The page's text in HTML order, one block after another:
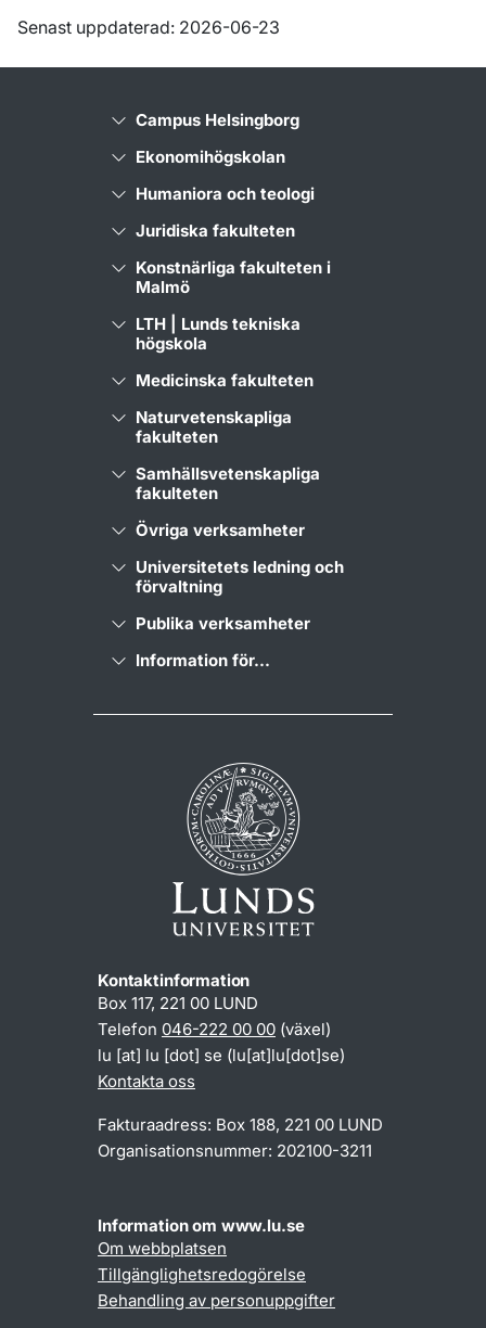
Senast uppdaterad: 2026-06-23
Campus Helsingborg
Ekonomihögskolan
Humaniora och teologi
Juridiska fakulteten
Konstnärliga fakulteten i
Malmö
LTH | Lunds tekniska
högskola
Medicinska fakulteten
Naturvetenskapliga
fakulteten
Samhällsvetenskapliga
fakulteten
Övriga verksamheter
Universitetets ledning och
förvaltning
Publika verksamheter
Information för...
Kontaktinformation
Box 117, 221 00 LUND
Telefon 046-222 00 00 (växel)
lu [at] lu [dot] se (lu[at]lu[dot]se)
Kontakta oss
Fakturaadress: Box 188, 221 00 LUND
Organisationsnummer: 202100-3211
Information om www.lu.se
Om webbplatsen
Tillgänglighetsredogörelse
Behandling av personuppgifter